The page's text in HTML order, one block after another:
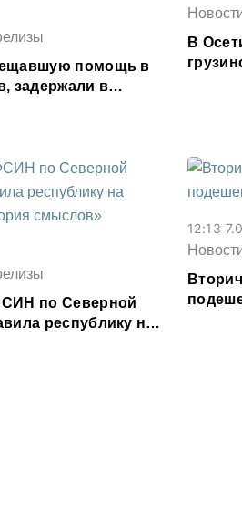
помощь в
задержали в
В
по Северной
республику на
12:13